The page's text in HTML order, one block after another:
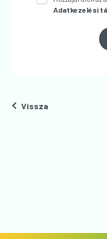
Adatkezelési
Vissza